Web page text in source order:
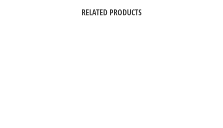
RELATED PRODUCTS